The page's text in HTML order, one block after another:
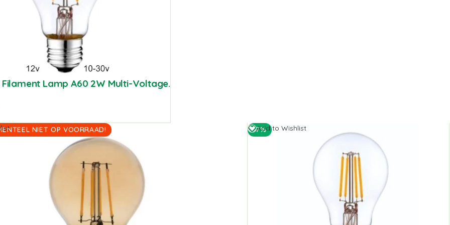
Filament Lamp A60 2W Multi-Voltage.
NIET OP VOORRAAD! -7%
Add to Wishlist